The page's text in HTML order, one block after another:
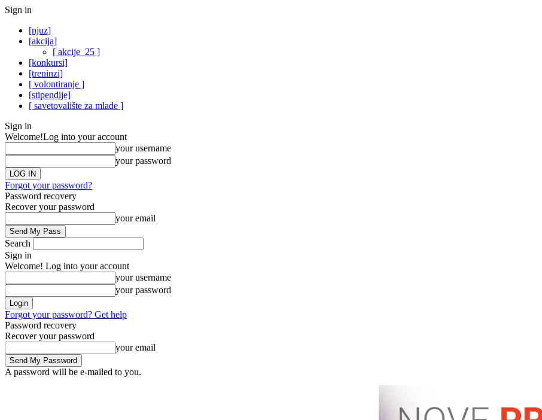
Sign in
[njuz]
[akcija]
[ akcije_25 ]
[konkursi]
[treninzi]
[ volontiranje ]
[stipendije]
[ savetovalište za mlade ]
Sign in
Welcome!Log into your account
your username
your password
Forgot your password?
Password recovery
Recover your password
your email
Search
Sign in
Welcome! Log into your account
your username
your password
Forgot your password? Get help
Password recovery
Recover your password
your email
A password will be e-mailed to you.